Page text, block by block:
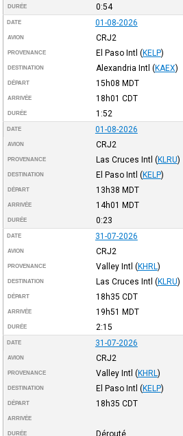
DURÉE 0:54
DATE 01-08-2026
AVION CRJ2
PROVENANCE El Paso Intl (KELP)
DESTINATION Alexandria Intl (KAEX)
DÉPART 15h08 MDT
ARRIVÉE 18h01 CDT
DURÉE 1:52
DATE 01-08-2026
AVION CRJ2
PROVENANCE Las Cruces Intl (KLRU)
DESTINATION El Paso Intl (KELP)
DÉPART 13h38 MDT
ARRIVÉE 14h01 MDT
DURÉE 0:23
DATE 31-07-2026
AVION CRJ2
PROVENANCE Valley Intl (KHRL )
DESTINATION Las Cruces Intl (KLRU)
DÉPART 18h35 CDT
ARRIVÉE 19h51 MDT
DURÉE 2:15
DATE 31-07-2026
AVION CRJ2
PROVENANCE Valley Intl (KHRL )
DESTINATION El Paso Intl (KELP)
DÉPART 18h35 CDT
ARRIVÉE
DURÉE Dérouté